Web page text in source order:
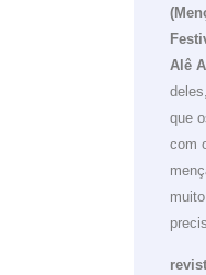
Alê
que
com